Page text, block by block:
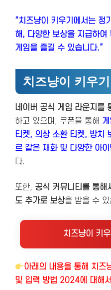
“치즈냥이 키우기에서는 정
해, 다양한 보상을 지급하
게임을 즐길 수 있습니다.”
치즈냥이 키우
네이버 공식 게임 라운지를
하고 있으며, 쿠폰을 통해
티켓, 의상 소환 티켓, 방치
르 같은 재화 및 다양한 아이
다.
또한, 공식 커뮤니티를 통해
도 추가로 보상을 받을 수 있
치즈냥이 키
아래의 내용을 통해 치즈
및 입력 방법 2024에 대해